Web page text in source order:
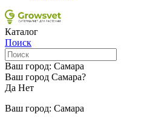
Каталог
Поиск
Ваш город: Самара
Ваш город Самара?
Да Нет
Ваш город: Самара